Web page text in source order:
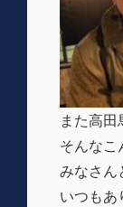
また高
そんなこ
みなさ
いつもあ